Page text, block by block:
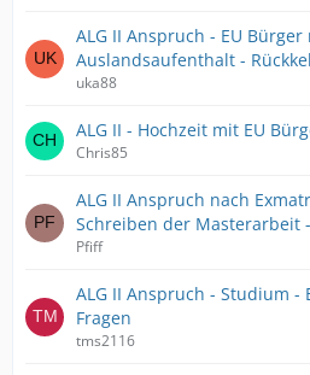
ALG II Anspruch - EU Bürger
Auslandsaufenthalt -
uka88
ALG II - Hochzeit mit EU
Chris85
ALG II Anspruch nach
Schreiben der Masterarbeit
Pfiff
ALG II Anspruch - Studium -
Fragen
tms2116